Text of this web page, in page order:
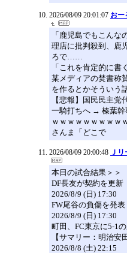
2026/08/09 20:01:07 おー
「鹿児島でもこん
理店に批判殺到、鹿
ろで……
「これを肯定的に書
某メディアの焚書称
を作るとかそういう
【悲報】国民民主
一騎打ちへ → 榛葉幹
ｗｗｗｗｗｗｗｗｗ
さんま「どこで
2026/08/09 20:00:48 Ｊ
本日の試合結果＞＞
DF長友が契約を更新
2026/8/9 (日) 17:30
FW尾谷の負傷を発表
2026/8/9 (日) 17:30
町田、FC東京に5-1
【サマリー：明治安
2026/8/8 (土) 22:15